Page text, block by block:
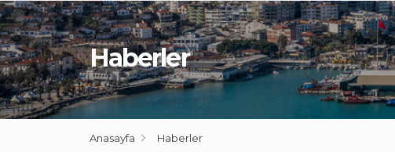
Haberler
Anasayfa Haberler